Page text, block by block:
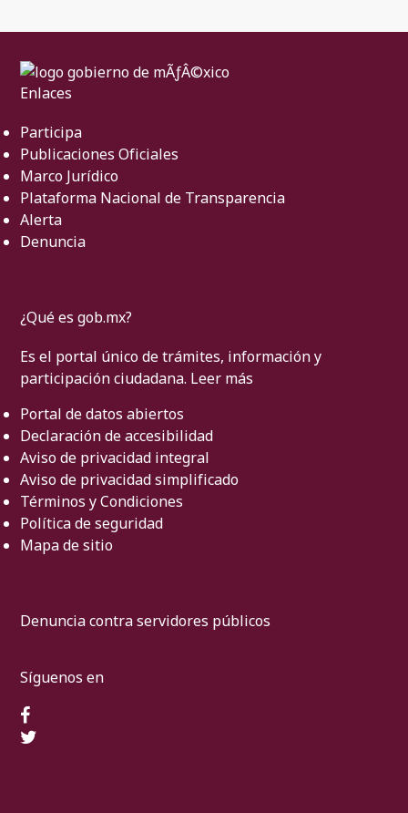
Enlaces
Participa
Publicaciones Oficiales
Marco Jurídico
Plataforma Nacional de Transparencia
Alerta
Denuncia
¿Qué es gob.mx?
Es el portal único de trámites, información y
participación ciudadana. Leer más
Portal de datos abiertos
Declaración de accesibilidad
Aviso de privacidad integral
Aviso de privacidad simplificado
Términos y Condiciones
Política de seguridad
Mapa de sitio
Denuncia contra servidores públicos
Síguenos en